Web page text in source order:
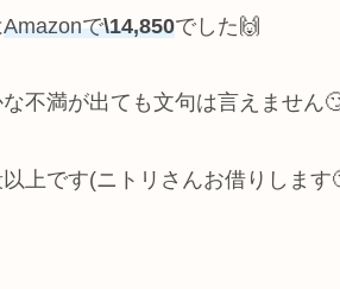
Amazonで\14,850でした🙌
不満が出ても文句は言えません
上です(ニトリさんお借りします